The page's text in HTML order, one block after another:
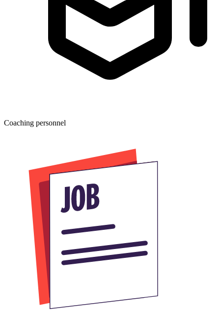
Coaching personnel